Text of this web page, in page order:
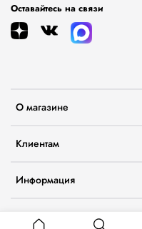
О магазине
Клиентам
Информация
Оставайтесь на связи